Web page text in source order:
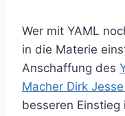
Wer mit YAML
in die Materie
Anschaffung des
Macher Dirk
besseren